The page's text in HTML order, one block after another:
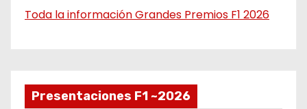
Toda la información Grandes Premios F1 2026
Presentaciones F1 ~2026